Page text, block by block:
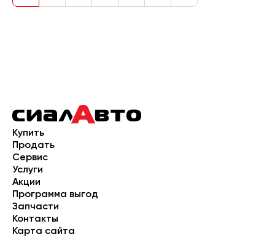
Купить
Продать
Сервис
Услуги
Акции
Программа выгод
Запчасти
Контакты
Карта сайта